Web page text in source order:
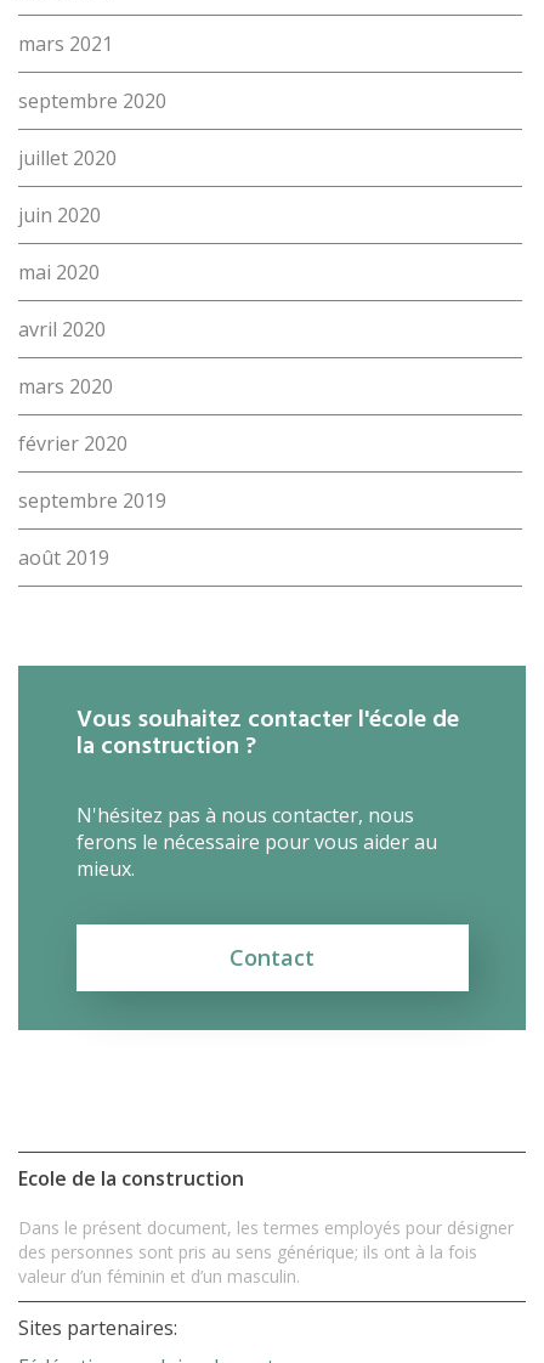
mars 2021
septembre 2020
juillet 2020
juin 2020
mai 2020
avril 2020
mars 2020
février 2020
septembre 2019
août 2019
Vous souhaitez contacter l'école de
la construction ?
N'hésitez pas à nous contacter, nous
ferons le nécessaire pour vous aider au
mieux.
Contact
Ecole de la construction
Dans le présent document, les termes employés pour désigner
des personnes sont pris au sens générique; ils ont à la fois
valeur d’un féminin et d’un masculin.
Sites partenaires: